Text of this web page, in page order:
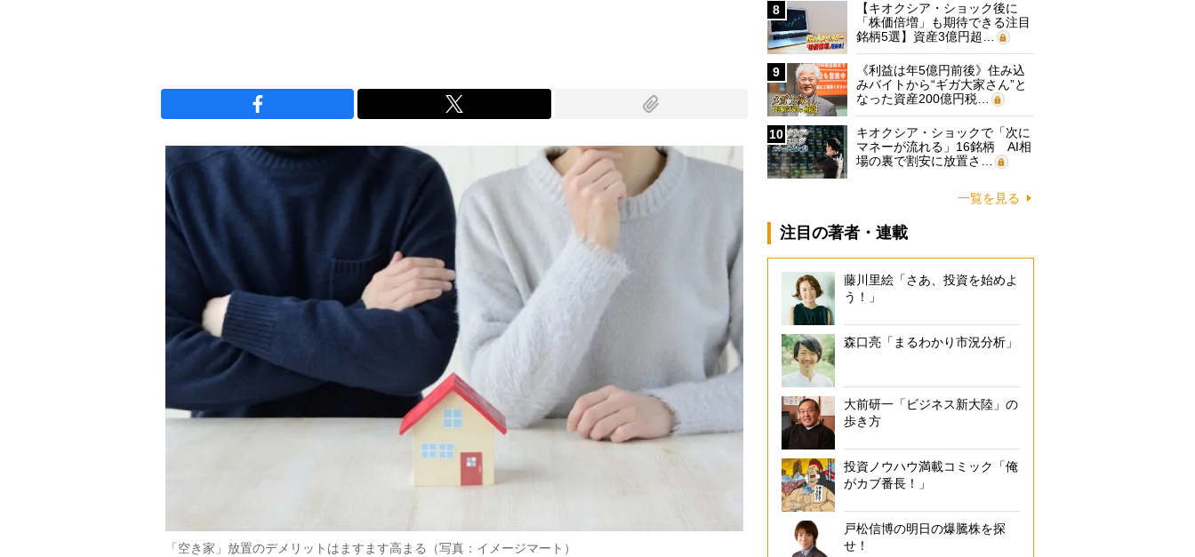
「空き家」放置のデメリットはますます高まる（写真：イメージマート）
8
【キオクシア・ショック後に
「株価倍増」も期待できる注目
銘柄5選】資産3億円超…
9
《利益は年5億円前後》住み込
みバイトから“ギガ大家さん”と
なった資産200億円税…
10
キオクシア・ショックで「次に
マネーが流れる」16銘柄 AI相
場の裏で割安に放置さ…
一覧を見る
注目の著者・連載
藤川里絵「さあ、投資を始めよ
う！」
森口亮「まるわかり市況分析」
大前研一「ビジネス新大陸」の
歩き方
投資ノウハウ満載コミック「俺
がカブ番長！」
戸松信博の明日の爆騰株を探
せ！